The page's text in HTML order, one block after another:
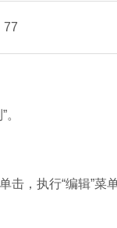
77
，执行“编辑”菜